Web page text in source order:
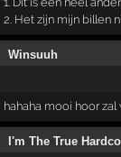
2. Het zijn mijn billen
Winsuuh
hahaha mooi hoor
I'm The True